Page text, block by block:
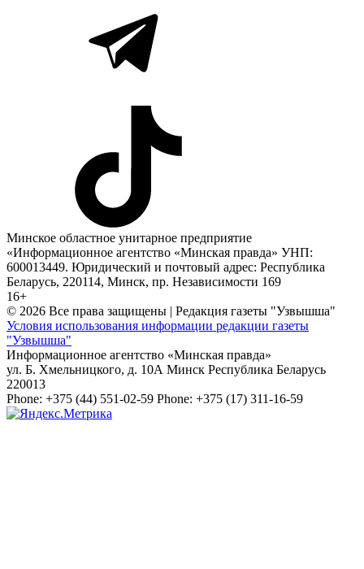
Минское областное унитарное предприятие
«Информационное агентство «Минская правда» УНП:
600013449. Юридический и почтовый адрес: Республика
Беларусь, 220114, Минск, пр. Независимости 169
16+
© 2026 Все права защищены | Редакция газеты "Узвышша"
Условия использования информации редакции газеты
"Узвышша"
Информационное агентство «Минская правда»
ул. Б. Хмельницкого, д. 10А Минск Республика Беларусь
220013
Phone: +375 (44) 551-02-59 Phone: +375 (17) 311-16-59